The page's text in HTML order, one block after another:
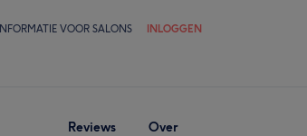
INFORMATIE VOOR SALONS INLOGGEN
Reviews Over